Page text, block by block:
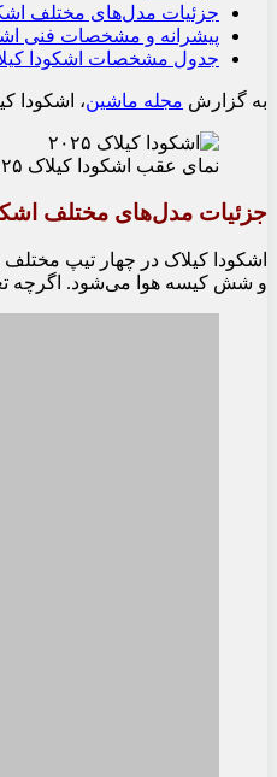
جزئیات مدل‌های مختلف اشکودا
پیشرانه و مشخصات فنی
جدول مشخصات اشکودا کیلاک
به گزارش مجله ماشین، اشکودا کیلاک ۲۰۲۵، جدیدترین کراس‌اور برند چک، اکنون برای سفارش در بازار هند در دسترس است. این مدل، که نسخه کوچک‌تر اشکودا کوشاک محسوب می‌شود، کمتر از یک ماه پیش
نمای عقب اشکودا کیلاک ۲۰۲۵
جزئیات مدل‌های مختلف اشکودا
اشکودا کیلاک در چهار تیپ
و شش کیسه هوا می‌شود. اگرچه